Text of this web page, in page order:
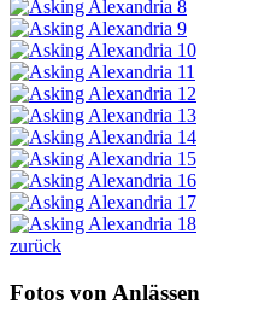
zurück
Fotos von Anlässen